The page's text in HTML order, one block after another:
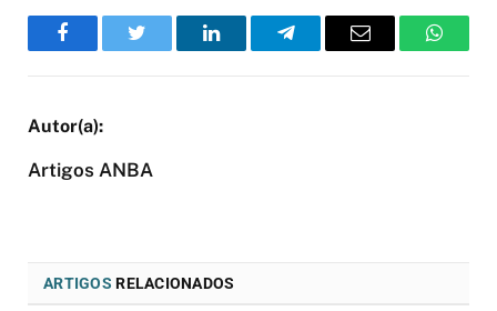
FacebookTwitter LinkedInTelegramEmail
Artigos ANBA
ARTIGOS RELACIONADOS